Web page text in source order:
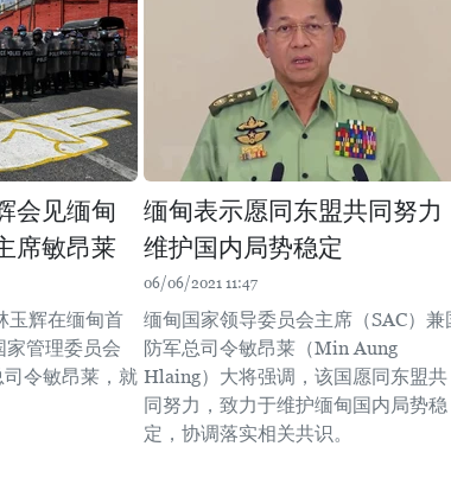
会见缅甸
席敏昂莱
玉辉在缅甸首
家管理委员会
司令敏昂莱，就
缅甸表示愿同东盟共同努力
维护国内局势稳定
06/06/2021 11:47
缅甸国家领导委员会主席（SAC）兼
防军总司令敏昂莱（Min Aung
Hlaing）大将强调，该国愿同东盟共
同努力，致力于维护缅甸国内局势稳
定，协调落实相关共识。